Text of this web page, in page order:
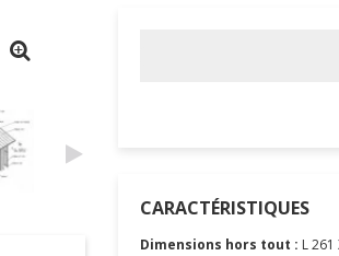
CARACTÉRISTIQUES
Dimensions hors tout : L